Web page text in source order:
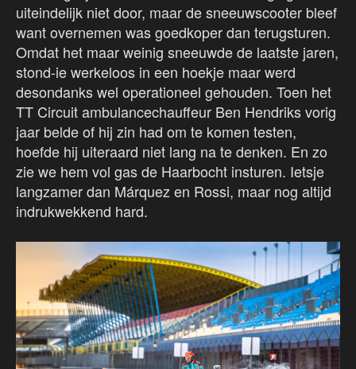
uiteindelijk niet door, maar de sneeuwscooter bleef
want overnemen was goedkoper dan terugsturen.
Omdat het maar weinig sneeuwde de laatste jaren,
stond-ie werkeloos in een hoekje maar werd
desondanks wel operationeel gehouden. Toen het
TT Circuit ambulancechauffeur Ben Hendriks vorig
jaar belde of hij zin had om te komen testen,
hoefde hij uiteraard niet lang na te denken. En zo
zie we hem vol gas de Haarbocht insturen. Ietsje
langzamer dan Márquez en Rossi, maar nog altijd
indrukwekkend hard.